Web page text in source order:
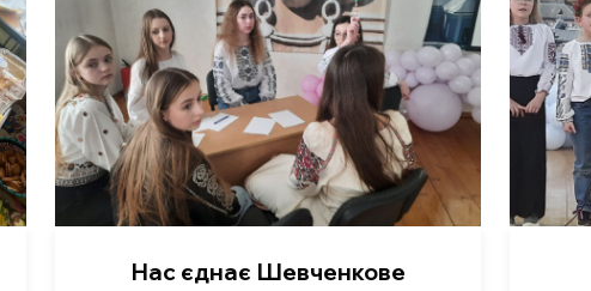
Нас єднає Шевченкове